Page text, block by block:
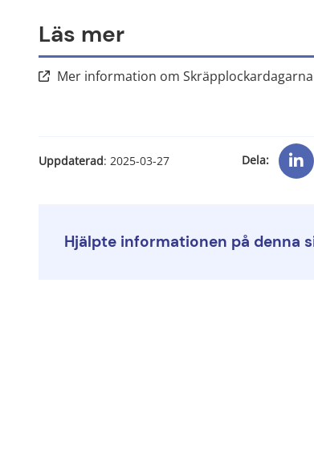
Läs mer
Mer information om
Uppdaterad: 2025-03-27 Dela:
Hjälpte informationen på denna